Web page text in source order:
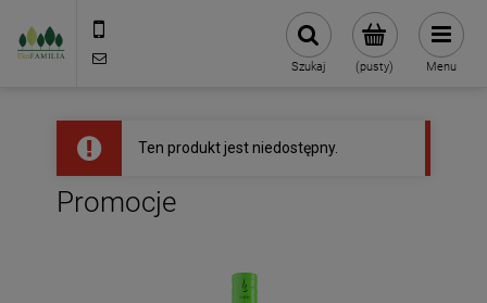
(pusty)
Szukaj Menu
Ten produkt jest niedostępny.
Promocje